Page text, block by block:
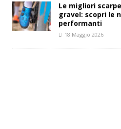
Le migliori
gravel: scopri le
performanti
18 Maggio 2026